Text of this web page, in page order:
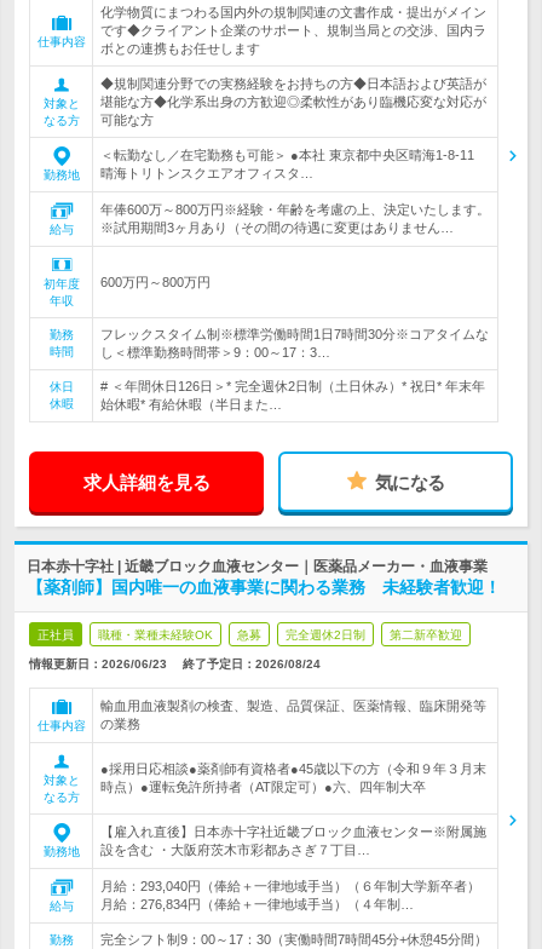
仕事内容
化学物質にまつわる国内外の規制関連の文書作成・提出がメイン
です◆クライアント企業のサポート、規制当局との交渉、国内ラ
ボとの連携もお任せします
対象と
なる方
◆規制関連分野での実務経験をお持ちの方◆日本語および英語が
堪能な方◆化学系出身の方歓迎◎柔軟性があり臨機応変な対応が
可能な方
勤務地
＜転勤なし／在宅勤務も可能＞ ●本社 東京都中央区晴海1-8-11
晴海トリトンスクエアオフィスタ…
給与
年俸600万～800万円※経験・年齢を考慮の上、決定いたします。
※試用期間3ヶ月あり（その間の待遇に変更はありません…
初年度
年収
600万円～800万円
勤務
時間
フレックスタイム制※標準労働時間1日7時間30分※コアタイムな
し＜標準勤務時間帯＞9：00～17：3…
休日
休暇
# ＜年間休日126日＞* 完全週休2日制（土日休み）* 祝日* 年末年
始休暇* 有給休暇（半日また…
求人詳細を見る 気になる
日本赤十字社 | 近畿ブロック血液センター｜医薬品メーカー・血液事業
【薬剤師】国内唯一の血液事業に関わる業務 未経験者歓迎！
正社員 職種・業種未経験OK 急募 完全週休2日制 第二新卒歓迎
情報更新日：2026/06/23 終了予定日： 2026/08/24
仕事内容
輸血用血液製剤の検査、製造、品質保証、医薬情報、臨床開発等
の業務
対象と
なる方
●採用日応相談●薬剤師有資格者●45歳以下の方（令和９年３月末
時点）●運転免許所持者（AT限定可）●六、四年制大卒
勤務地
【雇入れ直後】日本赤十字社近畿ブロック血液センター※附属施
設を含む ・大阪府茨木市彩都あさぎ７丁目…
給与
月給：293,040円（俸給＋一律地域手当）（６年制大学新卒者）
月給：276,834円（俸給＋一律地域手当）（４年制…
勤務
完全シフト制9：00～17：30（実働時間7時間45分+休憩45分間）